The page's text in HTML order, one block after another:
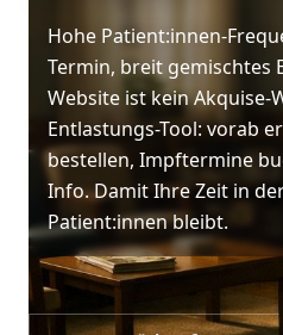
Hohe Patient:innen-
Termin, breit gemischtes
Website ist kein
Entlastungs-Tool: vorab
bestellen, Impftermine
Info. Damit Ihre Zeit in
Patient:innen bleibt.